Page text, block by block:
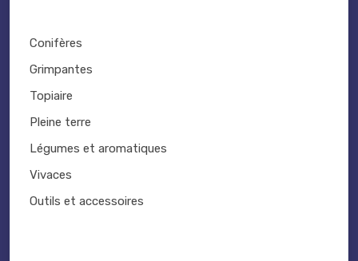
Conifères
Grimpantes
Topiaire
Pleine terre
Légumes et aromatiques
Vivaces
Outils et accessoires